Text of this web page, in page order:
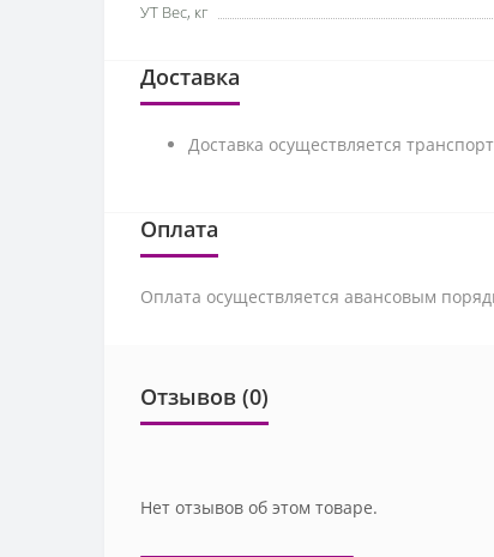
УТ Вес, кг
Доставка
Доставка осуществляется
Оплата
Оплата осуществляется авансовым
Отзывов (0)
Нет отзывов об этом товаре.